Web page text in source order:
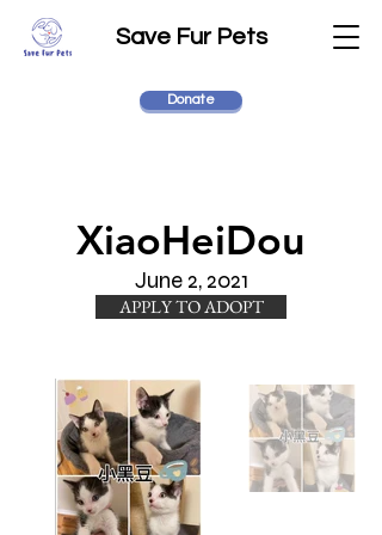
Save Fur Pets
Donate
XiaoHeiDou
June 2, 2021
APPLY TO ADOPT